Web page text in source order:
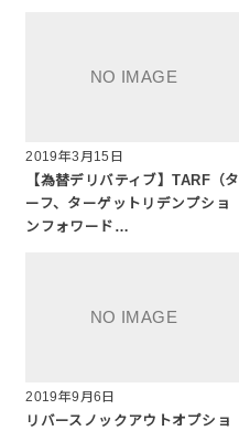
2019年3月15日
【為替デリバティブ】TARF（タ
ーフ、ターゲットリデンプショ
ンフォワード…
2019年9月6日
リバースノックアウトオプショ